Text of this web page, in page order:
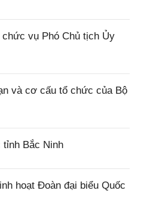
vụ Phó Chủ tịch Ủy
và cơ cấu tổ chức của Bộ
Bắc Ninh
hoạt Đoàn đại biểu Quốc